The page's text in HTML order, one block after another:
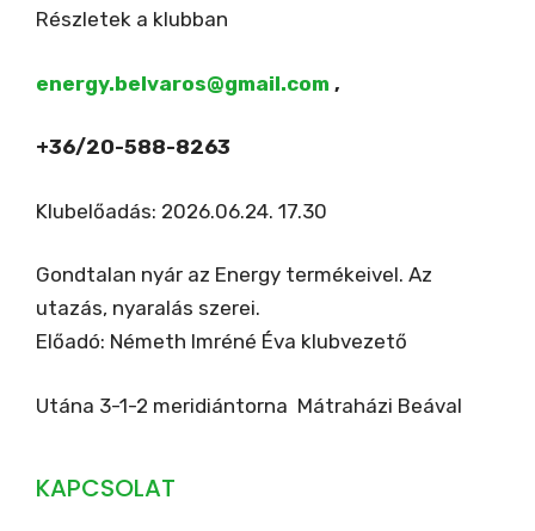
Részletek a klubban
energy.belvaros@gmail.com ,
+36/20-588-8263
Klubelőadás: 2026.06.24. 17.30
Gondtalan nyár az Energy termékeivel. Az
utazás, nyaralás szerei.
Előadó: Németh Imréné Éva klubvezető
Utána 3-1-2 meridiántorna Mátraházi Beával
KAPCSOLAT